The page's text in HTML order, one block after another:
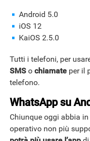
Android 5.0
iOS 12
KaiOS 2.5.0
Tutti i telefoni, per
SMS o chiamate per il
telefono.
WhatsApp su
Chiunque oggi abbia
operativo non più